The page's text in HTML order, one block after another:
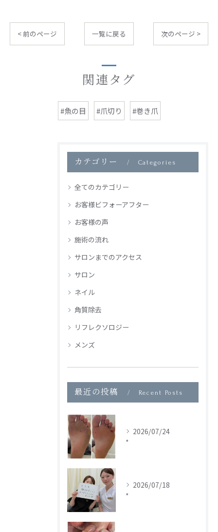
< 前のページ 一覧に戻る 次のページ >
関連タグ
#魚の目 #爪切り #巻き爪
カテゴリー Categories
全てのカテゴリー
お客様ビフォーアフター
お客様の声
施術の流れ
サロンまでのアクセス
サロン
ネイル
角質除去
リフレクソロジー
メンズ
最近の投稿 Recent Posts
2026/07/24
*
2026/07/18
*